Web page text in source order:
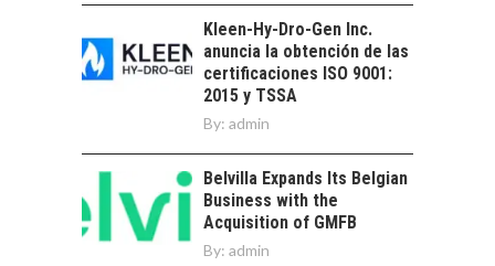
OPORTUNIDADES
PARA EL
DESARROLLO LOCAL
El Desierto de
Atacama: Motor
Desarrollo Turístico…
LA IMPORTANCIA DE
DIVERSIFICAR LAS
EXPORTACIONES
CHILENAS
La diversificación de
las exportaciones
Kleen-Hy-Dro-Gen Inc.
anuncia la obtención de las
certificaciones ISO 9001:
2015 y TSSA
By: admin
Belvilla Expands Its Belgian
Business with the
Acquisition of GMFB
By: admin